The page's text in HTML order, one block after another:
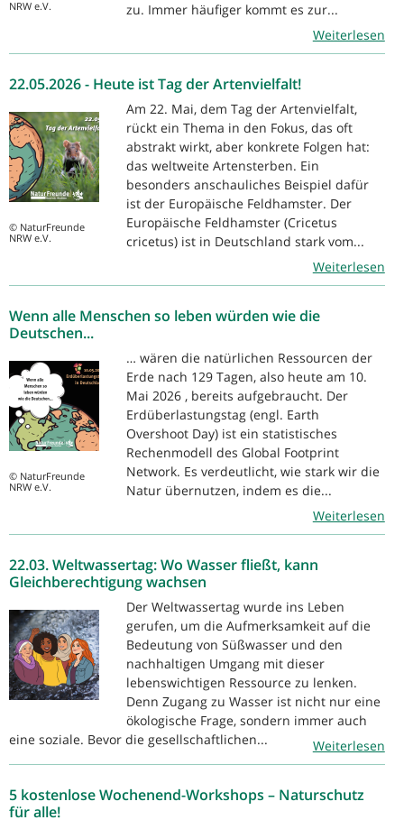
NRW e.V.
zu. Immer häufiger kommt es zur...
Weiterlesen
22.05.2026 - Heute ist Tag der Artenvielfalt!
© NaturFreunde
NRW e.V.
Am 22. Mai, dem Tag der Artenvielfalt,
rückt ein Thema in den Fokus, das oft
abstrakt wirkt, aber konkrete Folgen hat:
das weltweite Artensterben. Ein
besonders anschauliches Beispiel dafür
ist der Europäische Feldhamster. Der
Europäische Feldhamster (Cricetus
cricetus) ist in Deutschland stark vom...
Weiterlesen
Wenn alle Menschen so leben würden wie die
Deutschen...
© NaturFreunde
NRW e.V.
… wären die natürlichen Ressourcen der
Erde nach 129 Tagen, also heute am 10.
Mai 2026 , bereits aufgebraucht. Der
Erdüberlastungstag (engl. Earth
Overshoot Day) ist ein statistisches
Rechenmodell des Global Footprint
Network. Es verdeutlicht, wie stark wir die
Natur übernutzen, indem es die...
Weiterlesen
22.03. Weltwassertag: Wo Wasser fließt, kann
Gleichberechtigung wachsen
Der Weltwassertag wurde ins Leben
gerufen, um die Aufmerksamkeit auf die
Bedeutung von Süßwasser und den
nachhaltigen Umgang mit dieser
lebenswichtigen Ressource zu lenken.
Denn Zugang zu Wasser ist nicht nur eine
ökologische Frage, sondern immer auch
eine soziale. Bevor die gesellschaftlichen...
Weiterlesen
5 kostenlose Wochenend-Workshops – Naturschutz
für alle!